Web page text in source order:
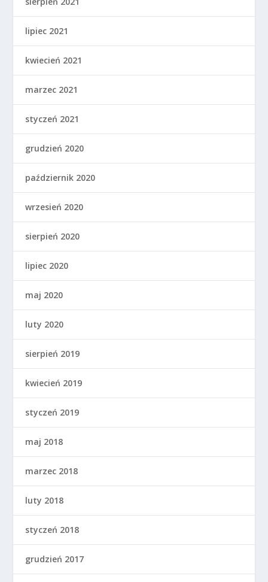
lipiec 2021
kwiecień 2021
marzec 2021
styczeń 2021
grudzień 2020
październik 2020
wrzesień 2020
sierpień 2020
lipiec 2020
maj 2020
luty 2020
sierpień 2019
kwiecień 2019
styczeń 2019
maj 2018
marzec 2018
luty 2018
styczeń 2018
grudzień 2017